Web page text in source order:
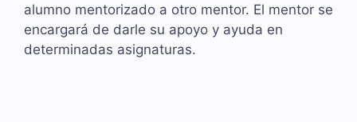
alumno mentorizado a otro mentor. El mentor se
encargará de darle su apoyo y ayuda en
determinadas asignaturas.